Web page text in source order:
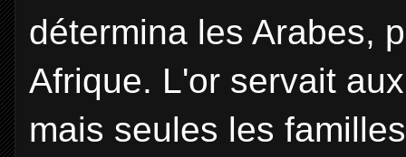
détermina les Arabes,
Afrique. L'or servait
mais seules les